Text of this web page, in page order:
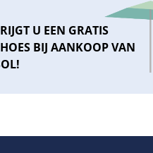
U EEN GRATIS
BIJ AANKOOP VAN